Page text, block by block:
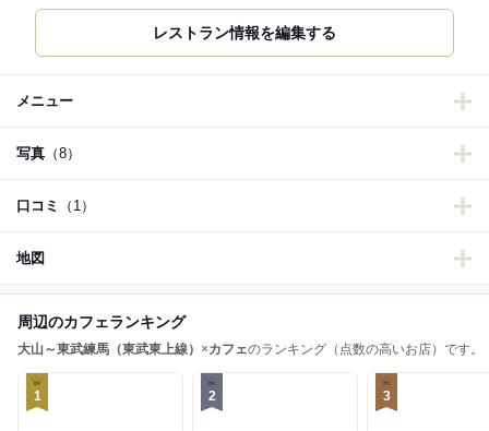
レストラン情報を編集する
メニュー
写真 （8）
口コミ （1）
地図
周辺のカフェランキング
大山～東武練馬（東武東上線） ×カフェのランキング（点数の高いお店）です。
1 2 3